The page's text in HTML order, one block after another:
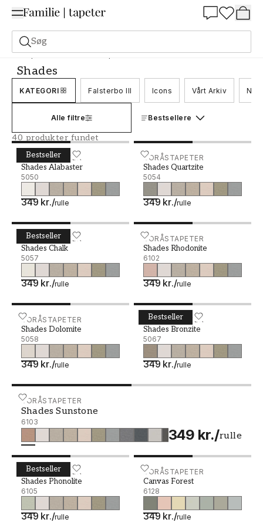
Søg
Tapeter Mærke Boråstapeter Shades
Shades
KATEGORI Falsterbo III Icons Vårt Arkiv
Alle filtre Bestsellere
40 produkter fundet
Bestseller
BORÅSTAPETER
Shades Alabaster
5050
349 kr./rulle
Shades Alabaster - 5050 BORÅSTAPETER
Shades Quartzite
5054
349 kr./rulle
Shades Quartzite - 5054
Bestseller
BORÅSTAPETER
Shades Chalk
5057
349 kr./rulle
Shades Chalk - 5057 BORÅSTAPETER
Shades Rhodonite
6102
349 kr./rulle
Shades Rhodonite - 6102
BORÅSTAPETER
Shades Dolomite
5058
349 kr./rulle
Shades Dolomite - 5058 Bestseller
BORÅSTAPETER
Shades Bronzite
5067
349 kr./rulle
Shades Bronzite - 5067
BORÅSTAPETER
Shades Sunstone
6103
349 kr./rulle
Shades Sunstone - 6103
Bestseller
BORÅSTAPETER
Shades Phonolite
6105
349 kr./rulle
Shades Phonolite - 6105 BORÅSTAPETER
Canvas Forest
6128
349 kr./rulle
Canvas Forest - 6128